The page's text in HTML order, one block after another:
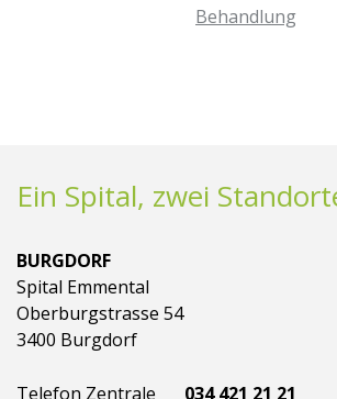
Behandlung
Ein Spital, zwei
BURGDORF
Spital Emmental
Oberburgstrasse 54
3400 Burgdorf
Telefon Zentrale
034 421 21 21